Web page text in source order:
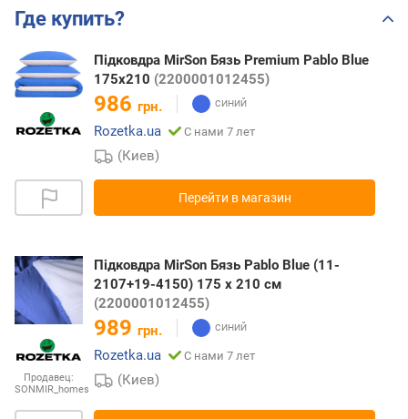
Где купить?
Підковдра MirSon Бязь Premium Pablo Blue
175х210 (2200001012455)
986 грн.
Rozetka.ua
С нами 7 лет
(Киев)
Перейти в магазин
Продавец:
SONMIR_homes
Підковдра MirSon Бязь Pablo Blue (11-
2107+19-4150) 175 x 210 см
(2200001012455)
989 грн.
Rozetka.ua
С нами 7 лет
(Киев)